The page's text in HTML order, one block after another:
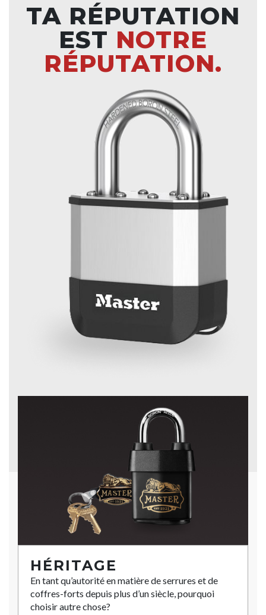
TA RÉPUTATION
EST NOTRE
RÉPUTATION.
HÉRITAGE
En tant qu’autorité en matière de serrures et de
coffres-forts depuis plus d’un siècle, pourquoi
choisir autre chose?